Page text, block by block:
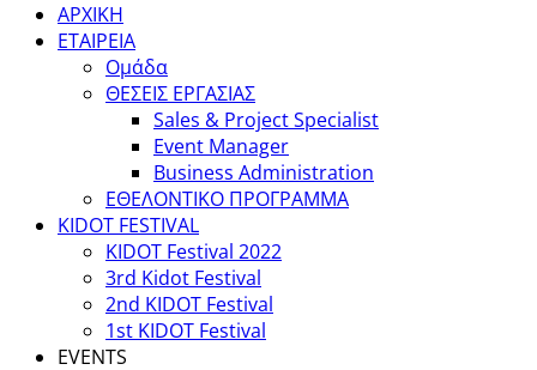
ΑΡΧΙΚΗ
ΕΤΑΙΡΕΙΑ
Ομάδα
ΘΕΣΕΙΣ ΕΡΓΑΣΙΑΣ
Sales & Project Specialist
Event Manager
Business Administration
ΕΘΕΛΟΝΤΙΚΟ ΠΡΟΓΡΑΜΜΑ
KIDOT FESTIVAL
KIDOT Festival 2022
3rd Kidot Festival
2nd KIDOT Festival
1st KIDOT Festival
EVENTS